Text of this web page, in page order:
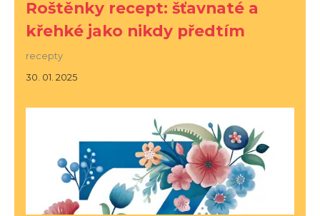
Roštěnky recept: šťavnaté a
křehké jako nikdy předtím
recepty
30. 01. 2025